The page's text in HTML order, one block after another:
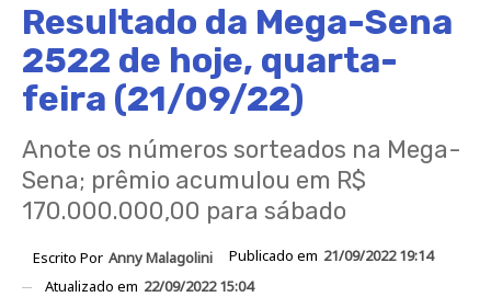
Resultado da Mega-Sena
2522 de hoje, quarta-
feira (21/09/22)
Anote os números sorteados na Mega-
Sena; prêmio acumulou em R$
170.000.000,00 para sábado
Escrito Por Anny Malagolini Publicado em 21/09/2022 19:14
Atualizado em 22/09/2022 15:04